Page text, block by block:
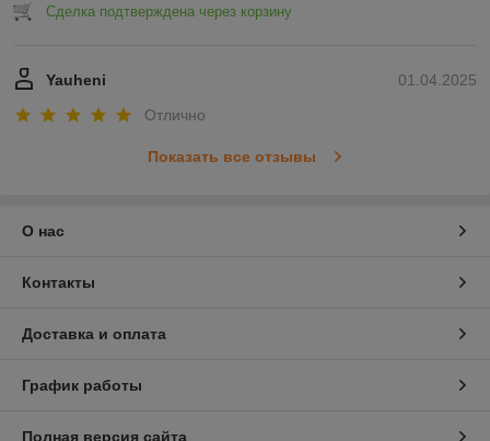
Сделка подтверждена через корзину
01.04.2025
Yauheni
Отлично
Показать все отзывы
О нас
Контакты
Доставка и оплата
График работы
Полная версия сайта